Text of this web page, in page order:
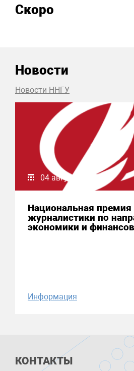
Скоро
Новости
Новости ННГУ
04 августа 2026
Национальная премия
журналистики по
экономики и финансов
Информация
КОНТАКТЫ